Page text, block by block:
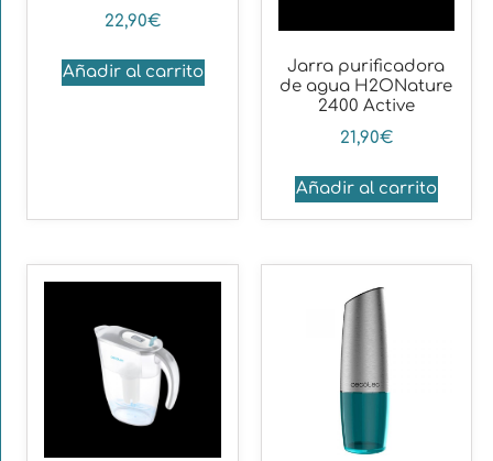
22,90€
Añadir al carrito
Jarra purificadora
de agua H2ONature
2400 Active
21,90€
Añadir al carrito